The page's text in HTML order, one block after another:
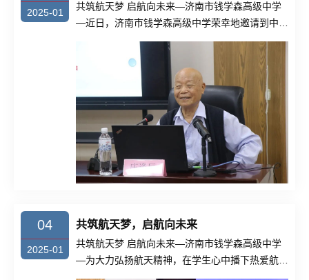
2025-01
共筑航天梦 启航向未来—济南市钱学森高级中学
—近日，济南市钱学森高级中学荣幸地邀请到中国
科学院庄逢辰......
04
2025-01
共筑航天梦，启航向未来
共筑航天梦 启航向未来—济南市钱学森高级中学
—为大力弘扬航天精神，在学生心中播下热爱航天
航空事业的种......